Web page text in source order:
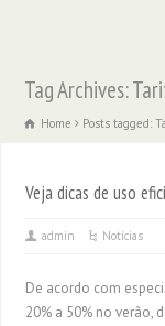
Tag Archives:
Home Posts tagged:
Veja dicas de uso
admin Notícias
De acordo com
20% a 50% no verão,